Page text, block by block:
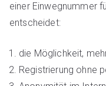
einer Einwegnummer
entscheidet:
die Möglichkeit,
Registrierung ohne